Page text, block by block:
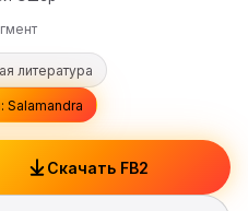
литература
Salamandra
Скачать FB2